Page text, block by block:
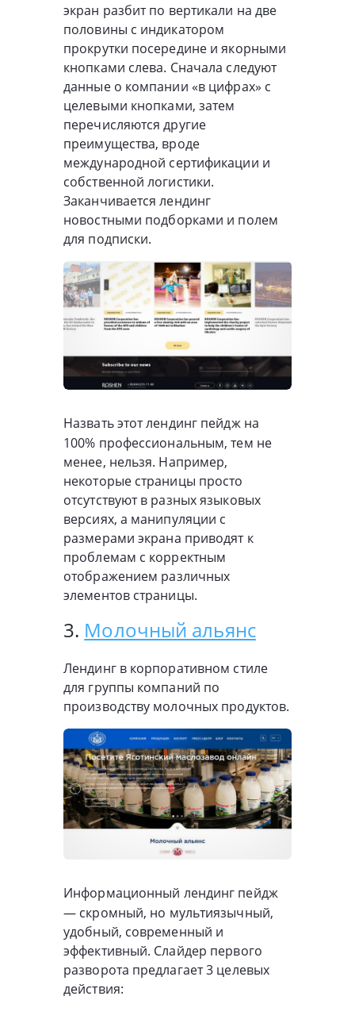
экран разбит по вертикали на две
половины с индикатором
прокрутки посередине и якорными
кнопками слева. Сначала следуют
данные о компании «в цифрах» с
целевыми кнопками, затем
перечисляются другие
преимущества, вроде
международной сертификации и
собственной логистики.
Заканчивается лендинг
новостными подборками и полем
для подписки.
Назвать этот лендинг пейдж на
100% профессиональным, тем не
менее, нельзя. Например,
некоторые страницы просто
отсутствуют в разных языковых
версиях, а манипуляции с
размерами экрана приводят к
проблемам с корректным
отображением различных
элементов страницы.
3. Молочный альянс
Лендинг в корпоративном стиле
для группы компаний по
производству молочных продуктов.
Информационный лендинг пейдж
— скромный, но мультиязычный,
удобный, современный и
эффективный. Слайдер первого
разворота предлагает 3 целевых
действия: